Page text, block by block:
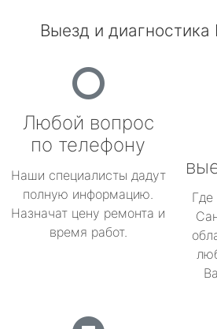
Выезд и диагностика
Любой вопрос
по телефону
Наши специалисты дадут
полную информацию.
Назначат цену ремонта и
время работ.
Где